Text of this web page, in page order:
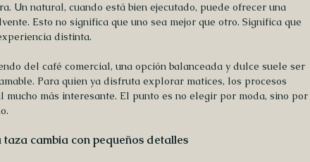
Un natural, cuando está bien ejecutado, puede ofrecer una
Esto no significa que uno sea mejor que otro. Significa que
distinta.
del café comercial, una opción balanceada y dulce suele ser
Para quien ya disfruta explorar matices, los procesos
más interesante. El punto es no elegir por moda, sino por
cambia con pequeños detalles